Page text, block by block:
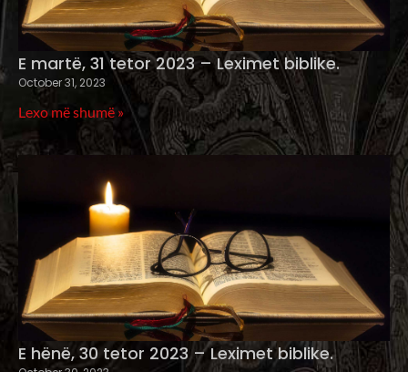
E martë, 31 tetor 2023 – Leximet biblike.
October 31, 2023
Lexo më shumë »
E hënë, 30 tetor 2023 – Leximet biblike.